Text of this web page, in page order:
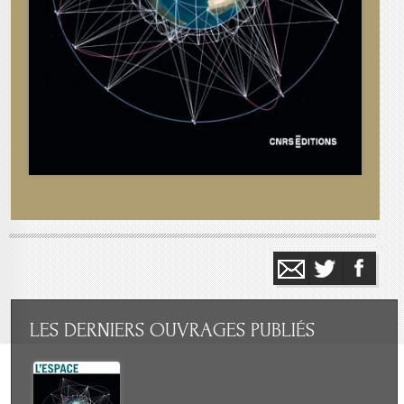
LES DERNIERS OUVRAGES PUBLIÉS